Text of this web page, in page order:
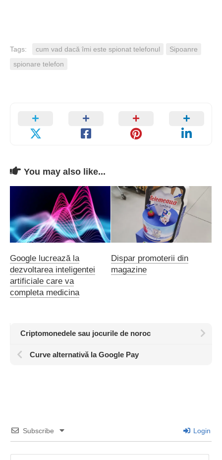
Tags: cum vad dacă îmi este spionat telefonul
Sipoanre
spionare telefon
You may also like...
Google lucrează la
dezvoltarea inteligentei
artificiale care va
completa medicina
Dispar promoterii din
magazine
Criptomonedele sau jocurile de noroc
Curve alternativă la Google Pay
Subscribe Login